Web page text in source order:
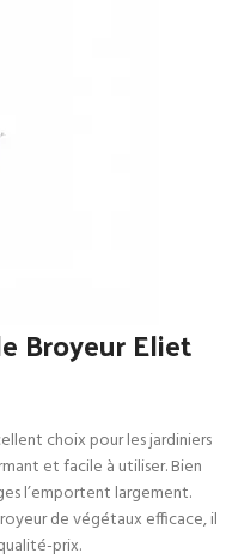
Broyeur Eliet
choix pour les jardiniers
et facile à utiliser. Bien
l’emportent largement.
de végétaux efficace, il
prix.